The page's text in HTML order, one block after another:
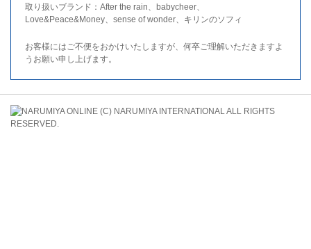
取り扱いブランド：After the rain、babycheer、
Love&Peace&Money、sense of wonder、キリンのソフィ
お客様にはご不便をおかけいたしますが、何卒ご理解いただきますよ
うお願い申し上げます。